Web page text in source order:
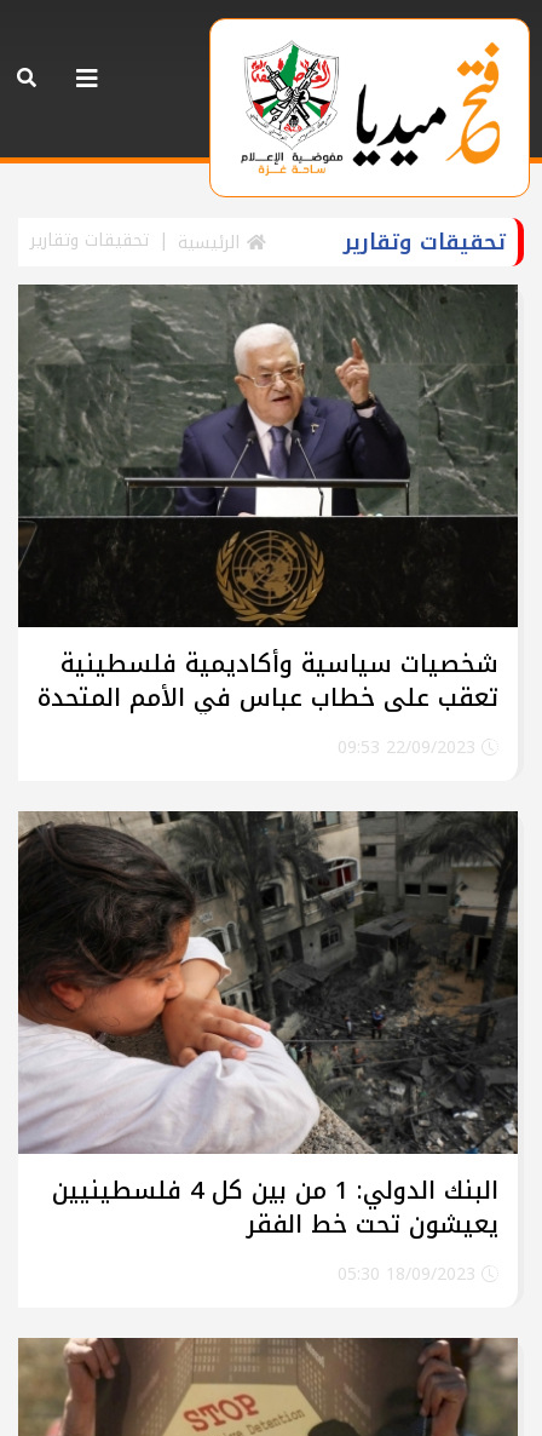
تحقيقات وتقارير الرئيسية تحقيقات وتقارير
شخصيات سياسية وأكاديمية فلسطينية
تعقب على خطاب عباس في الأمم المتحدة
البنك الدولي: 1 من بين كل 4 فلسطينيين
يعيشون تحت خط الفقر